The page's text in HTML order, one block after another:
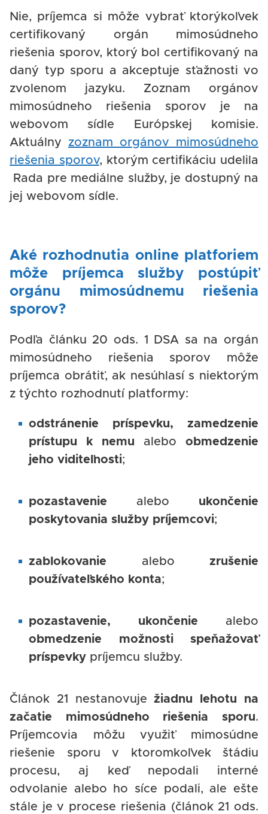
Nie, príjemca si môže vybrať ktorýkoľvek
certifikovaný orgán mimosúdneho
riešenia sporov, ktorý bol certifikovaný na
daný typ sporu a akceptuje sťažnosti vo
zvolenom jazyku. Zoznam orgánov
mimosúdneho riešenia sporov je na
webovom sídle Európskej komisie.
Aktuálny zoznam orgánov mimosúdneho
riešenia sporov, ktorým certifikáciu udelila
Rada pre mediálne služby, je dostupný na
jej webovom sídle.
Aké rozhodnutia online platforiem
môže príjemca služby postúpiť
orgánu mimosúdnemu riešenia
sporov?
Podľa článku 20 ods. 1 DSA sa na orgán
mimosúdneho riešenia sporov môže
príjemca obrátiť, ak nesúhlasí s niektorým
z týchto rozhodnutí platformy:
odstránenie príspevku, zamedzenie
prístupu k nemu alebo obmedzenie
jeho viditeľnosti;
pozastavenie alebo ukončenie
poskytovania služby príjemcovi;
zablokovanie alebo zrušenie
používateľského konta;
pozastavenie, ukončenie alebo
obmedzenie možnosti speňažovať
príspevky príjemcu služby.
Článok 21 nestanovuježiadnu lehotu na
začatie mimosúdneho riešenia sporu.
Príjemcovia môžu využiť mimosúdne
riešenie sporu v ktoromkoľvek štádiu
procesu, aj keď nepodali interné
odvolanie alebo ho síce podali, ale ešte
stále je v procese riešenia (článok 21 ods.